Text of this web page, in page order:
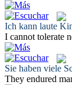
Ich kann laute
I cannot tolerate
Sie haben viele
They endured